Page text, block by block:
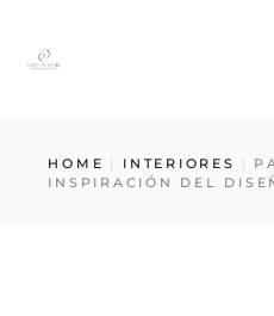
HOME INTERIORES
INSPIRACIÓN DEL